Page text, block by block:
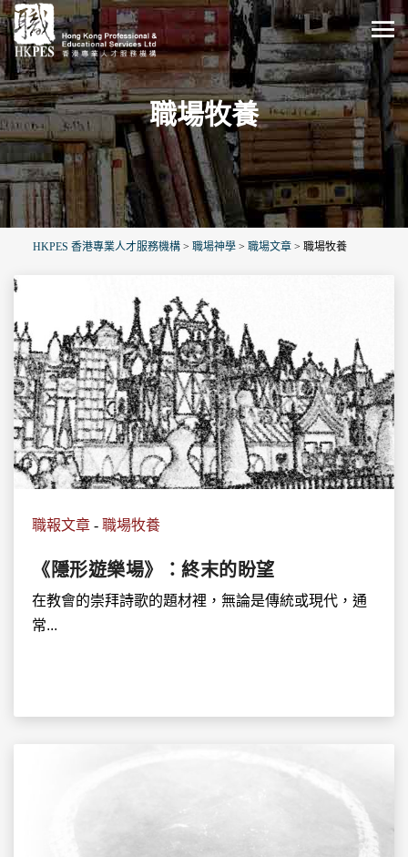
職場牧養
HKPES 香港專業人才服務機構 > 職場神學 > 職場文章 > 職場牧養
職報文章 - 職場牧養
《隱形遊樂場》：終末的盼望
在教會的崇拜詩歌的題材裡，無論是傳統或現代，通
常...